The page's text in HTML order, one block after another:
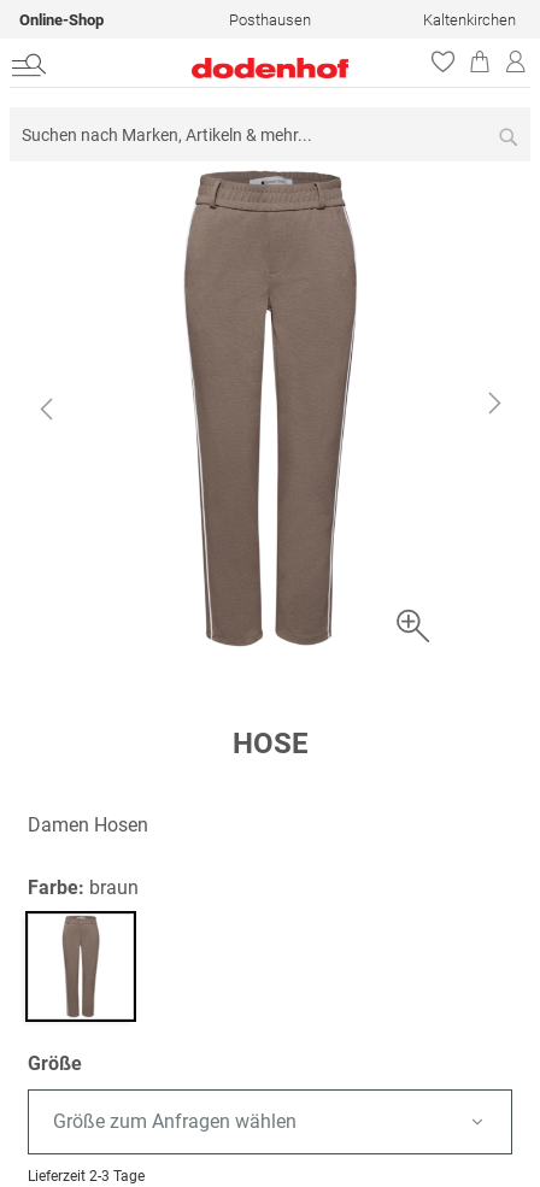
Online-Shop Posthausen Kaltenkirchen
springen
HOSE
Damen Hosen
Farbe: braun
Größe
Größe zum Anfragen wählen
Lieferzeit 2-3 Tage